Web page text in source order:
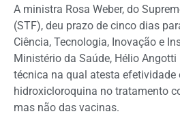
A ministra Rosa Weber, do
(STF), deu prazo de cinco dias
Ciência, Tecnologia, Inovação e
Ministério da Saúde, Hélio Angotti
técnica na qual atesta efetividade
hidroxicloroquina no tratamento
mas não das vacinas.